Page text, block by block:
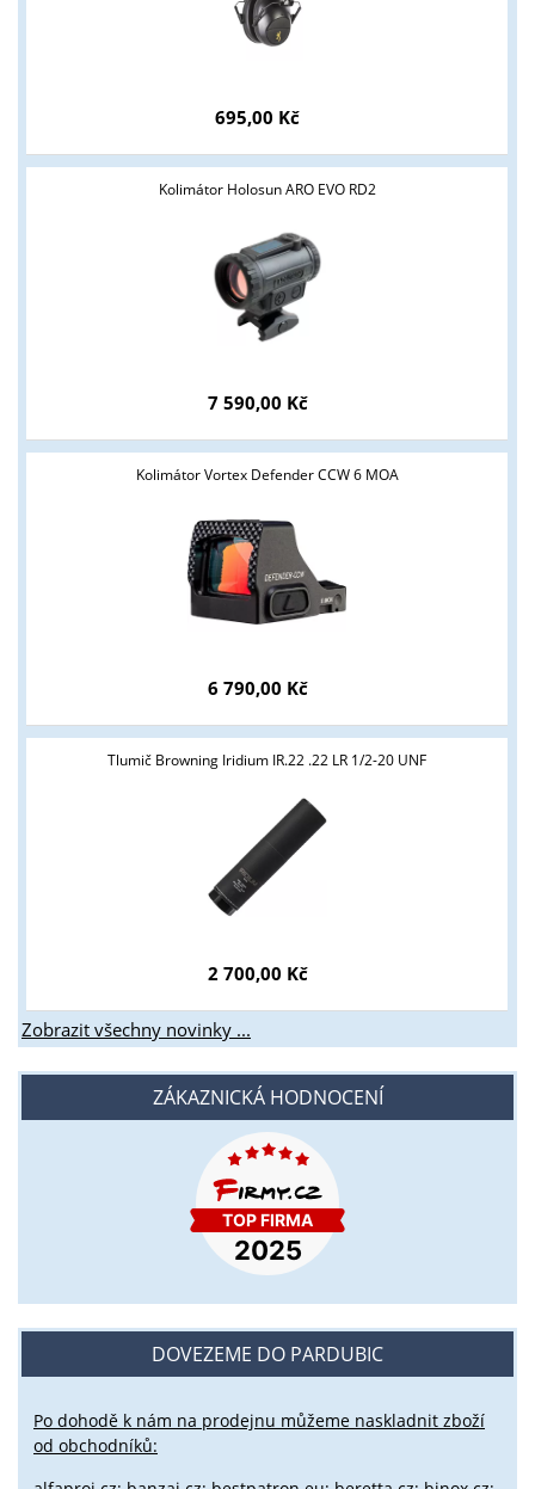
695,00 Kč
Kolimátor Holosun ARO EVO RD2
7 590,00 Kč
Kolimátor Vortex Defender CCW 6 MOA
6 790,00 Kč
Tlumič Browning Iridium IR.22 .22 LR 1/2-20 UNF
2 700,00 Kč
Zobrazit všechny novinky ...
ZÁKAZNICKÁ HODNOCENÍ
DOVEZEME DO PARDUBIC
Po dohodě k nám na prodejnu můžeme naskladnit zboží
od obchodníků:
Tyto stránky jsou určeny pouze odborné veřejnosti od 18 let a
ANO NE